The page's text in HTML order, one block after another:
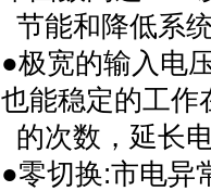
节能和降低系
●极宽的输入电
也能稳定的工作
的次数，延长
●零切换:市电异